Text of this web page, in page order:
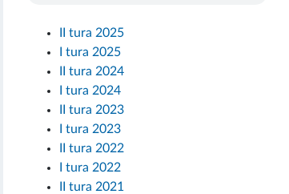
II tura 2025
I tura 2025
II tura 2024
I tura 2024
II tura 2023
I tura 2023
II tura 2022
I tura 2022
II tura 2021